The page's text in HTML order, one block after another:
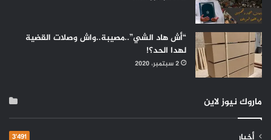
“أش هاد الشي”..مصيبة..واش وصلات القضية
لهدا الحد؟!
2 سبتمبر، 2020
ماروك نيوز لاين
3٬491